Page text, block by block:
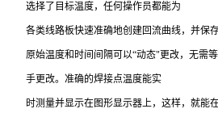
选择了目标温度，任何操作员都能为
各类线路板快速准确地创建回流曲线，并保
原始温度和时间间隔可以“动态"更改，无需
手更改。准确的焊接点温度能实
时测量并显示在图形显示器上，这样，就能